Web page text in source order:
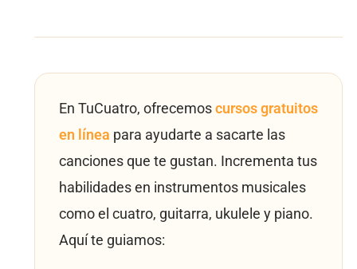
En TuCuatro, ofrecemos cursos gratuitos
en línea para ayudarte a sacarte las
canciones que te gustan. Incrementa tus
habilidades en instrumentos musicales
como el cuatro, guitarra, ukulele y piano.
Aquí te guiamos: